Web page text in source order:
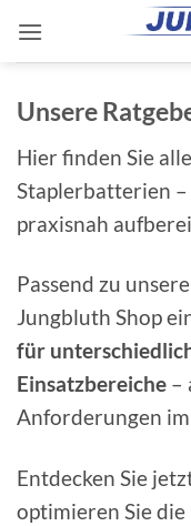
Inhalt
springen
Unsere
Hier finden Sie
Staplerbatterien
praxisnah
Passend zu
Jungbluth Shop
für
Einsatzbereiche –
Anforderungen
Entdecken Sie
optimieren Sie